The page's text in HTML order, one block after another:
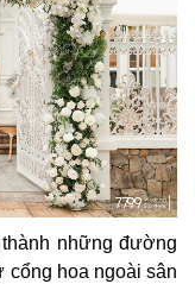
những đường
cổng hoa ngoài sân